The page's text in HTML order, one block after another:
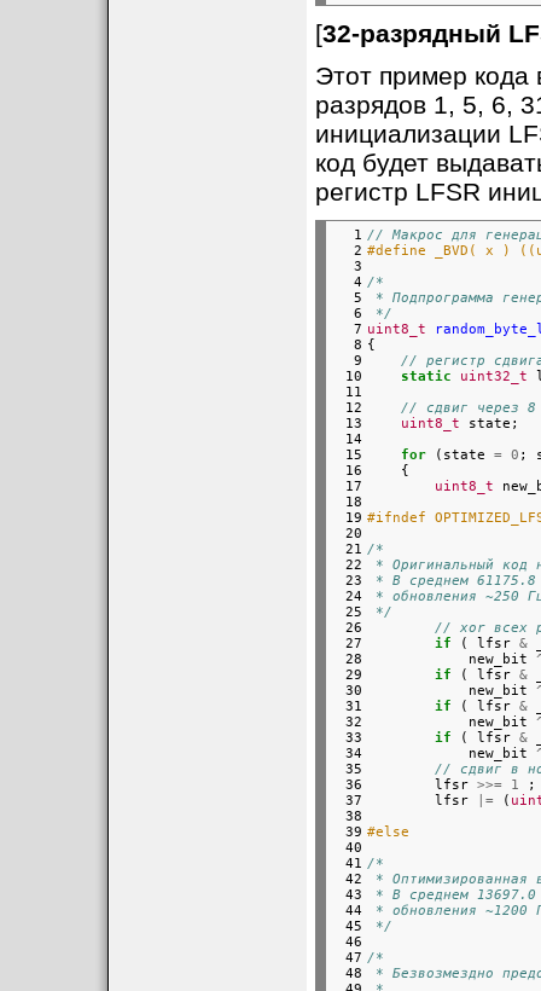
[32-разрядный
Этот пример кода
разрядов 1, 5, 6,
инициализации
код будет
регистр LFSR
  1
  2
  3
  4
  5
  6
  7
  8
  9
10
11
12
13
14
15
16
17
18
19
20
21
22
23
24
25
26
27
28
29
30
31
32
33
34
35
36
37
38
39
40
41
42
43
44
45
46
47
48
// Макрос для
#define _BVD( x )
/*
* Подпрограмма
*/
uint8_t
{
// регистр
static
uint32_t
// сдвиг через 8
uint8_t state;
for (state = 0 ;
    {
uint8_t
#ifndef
/*
* Оригинальный код
* В среднем
* обновления ~250
*/
// xor всех
if ( lfsr &
            new_bit
if ( lfsr &
            new_bit
if ( lfsr &
            new_bit
if ( lfsr &
            new_bit
// сдвиг в
        lfsr
>>= 1 ;
        lfsr
|= (
#else
/*
* Оптимизированная
* В среднем
* обновления ~1200
*/
/*
* Безвозмездно